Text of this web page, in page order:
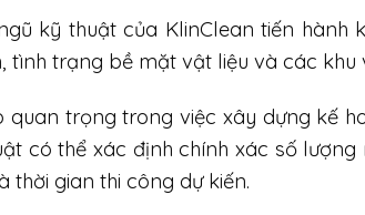
kỹ thuật của KlinClean tiến
tình trạng bề mặt vật liệu và các khu
trọng trong việc xây dựng kế
có thể xác định chính xác số
thời gian thi công dự kiến.